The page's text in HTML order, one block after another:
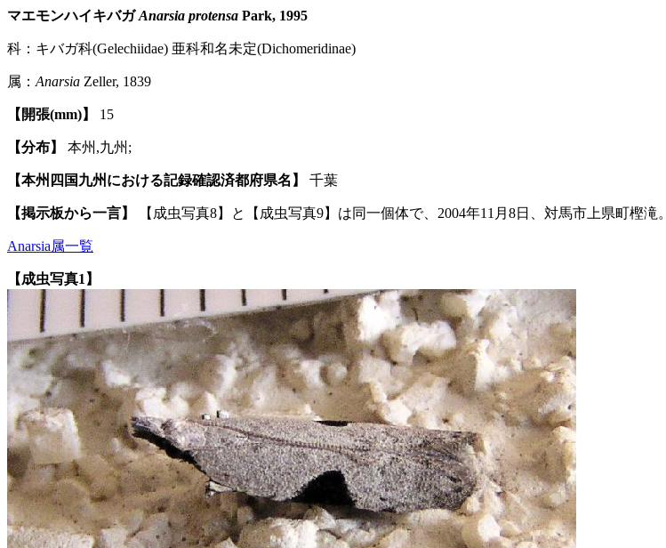
マエモンハイキバガAnarsia protensa Park, 1995
科：キバガ科(Gelechiidae) 亜科和名未定(Dichomeridinae)
属： Anarsia Zeller, 1839
【開張(mm)】 15
【分布】 本州,九州;
【本州四国九州における記録確認済都府県名】 千葉
【掲示板から一言】 【成虫写真8】と【成虫写真9】は同一個体で、2004年11月8日、対馬市上県町樫滝。
Anarsia属一覧
【成虫写真1】